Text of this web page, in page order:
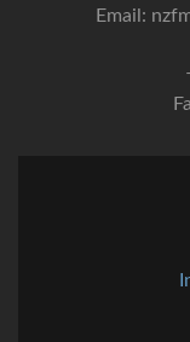
Email: